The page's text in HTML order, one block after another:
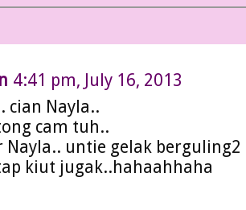
4:41 pm, July 16, 2013
cian Nayla..
cam tuh..
Nayla.. untie gelak berguling2
kiut jugak..hahaahhaha